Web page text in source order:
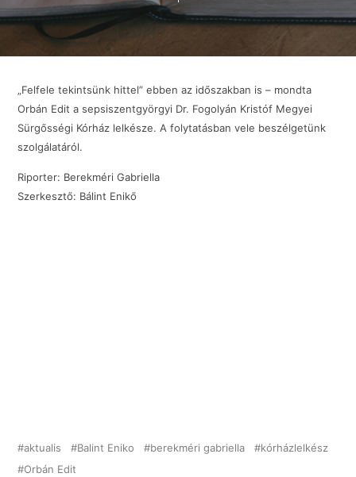
„Felfele tekintsünk hittel” ebben az időszakban is – mondta
Orbán Edit a sepsiszentgyörgyi Dr. Fogolyán Kristóf Megyei
Sürgősségi Kórház lelkésze. A folytatásban vele beszélgetünk
szolgálatáról.
Riporter: Berekméri Gabriella
Szerkesztő: Bálint Enikő
aktualis Balint Eniko berekméri gabriella
kórházlelkész
Orbán Edit